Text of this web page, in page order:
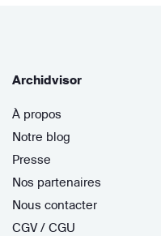
Archidvisor
À propos
Notre blog
Presse
Nos partenaires
Nous contacter
CGV / CGU